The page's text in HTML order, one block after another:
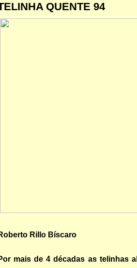
QUENTE 94
Rillo Bíscaro
mais de 4 décadas as telinhas